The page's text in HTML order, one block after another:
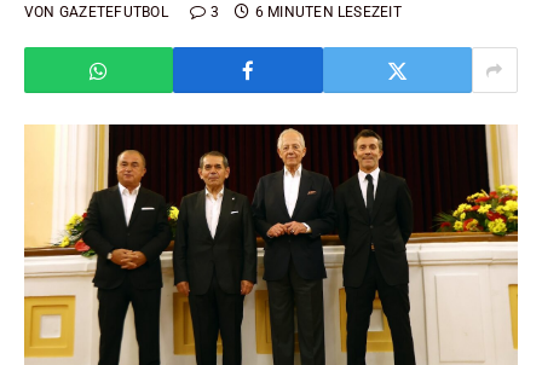
VON GAZETEFUTBOL 3 6 MINUTEN LESEZEIT